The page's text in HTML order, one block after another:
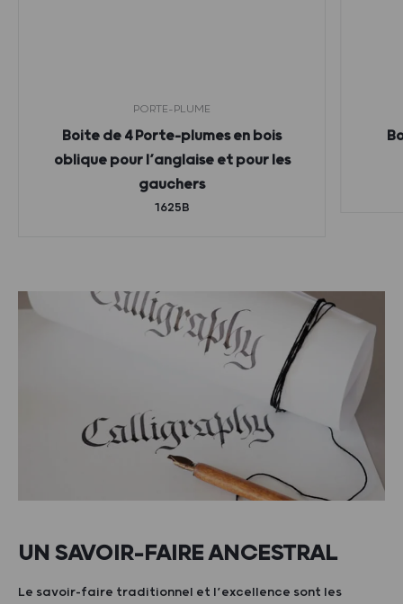
PORTE-PLUME
Boite de 4 Porte-plumes en bois
oblique pour l’anglaise et pour les
gauchers
1625B
UN SAVOIR-FAIRE ANCESTRAL
Le savoir-faire traditionnel et l’excellence sont les